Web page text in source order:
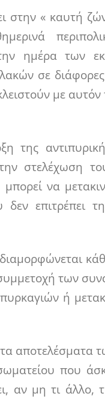
στην « καυτή
ημέρα των
σε
με
της
την
να
επιτρέπει
συμμετοχή των
ή
αποτελέσματα
που
αν μη τι άλλο,